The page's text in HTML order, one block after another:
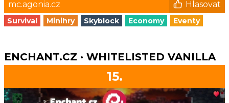
mc.agonia.cz
Hlasovat
Survival Minihry Skyblock Economy Eventy
ENCHANT.CZ · WHITELISTED VANILLA
15.